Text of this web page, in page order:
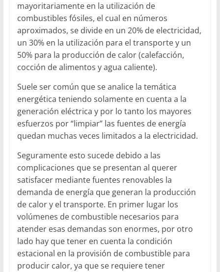
mayoritariamente en la utilización de
combustibles fósiles, el cual en números
aproximados, se divide en un 20% de electricidad,
un 30% en la utilización para el transporte y un
50% para la producción de calor (calefacción,
cocción de alimentos y agua caliente).
Suele ser común que se analice la temática
energética teniendo solamente en cuenta a la
generación eléctrica y por lo tanto los mayores
esfuerzos por “limpiar” las fuentes de energía
quedan muchas veces limitados a la electricidad.
Seguramente esto sucede debido a las
complicaciones que se presentan al querer
satisfacer mediante fuentes renovables la
demanda de energía que generan la producción
de calor y el transporte. En primer lugar los
volúmenes de combustible necesarios para
atender esas demandas son enormes, por otro
lado hay que tener en cuenta la condición
estacional en la provisión de combustible para
producir calor, ya que se requiere tener